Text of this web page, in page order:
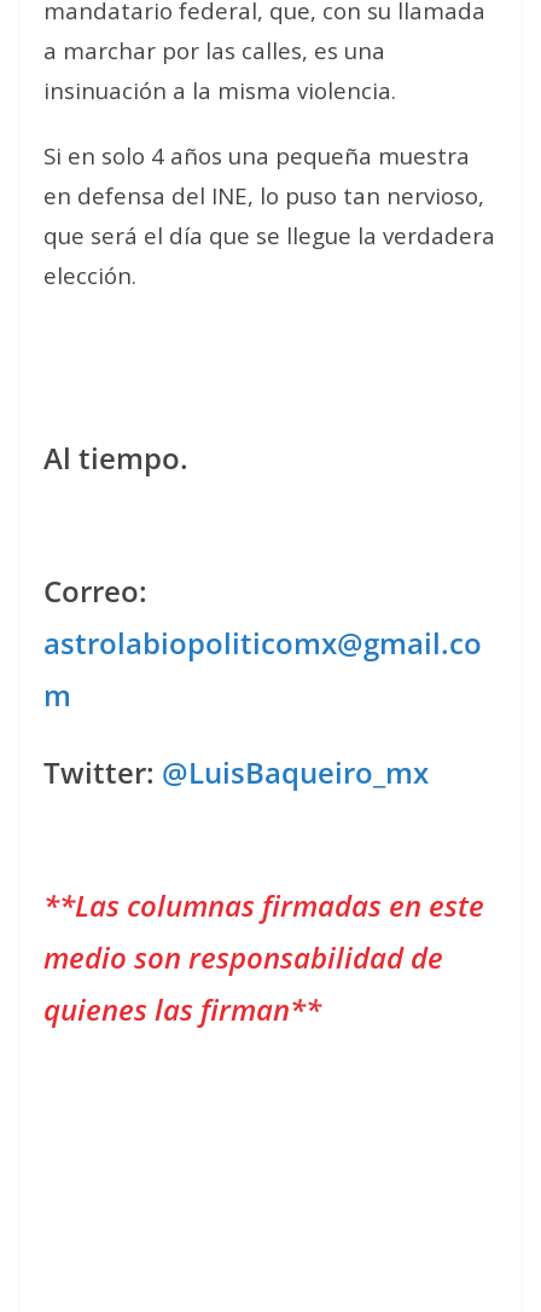
mandatario federal, que, con su llamada
a marchar por las calles, es una
insinuación a la misma violencia.
Si en solo 4 años una pequeña muestra
en defensa del INE, lo puso tan nervioso,
que será el día que se llegue la verdadera
elección.
Al tiempo.
Correo:
astrolabiopoliticomx@gmail.co
m
Twitter: @LuisBaqueiro_mx
**Las columnas firmadas en este
medio son responsabilidad de
quienes las firman**